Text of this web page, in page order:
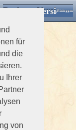
für
die
Ihrer
von
Desktop VersionEinloggen